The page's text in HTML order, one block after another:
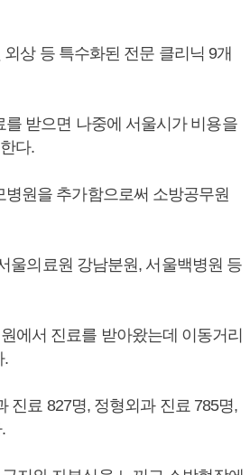
상 등 특수화된 전문 클리닉 9개
받으면 나중에 서울시가 비용을
다.
원을 추가함으로써 소방공무원
울의료원 강남분원, 서울백병원 등
에서 진료를 받아왔는데 이동거리
.
진료 827명, 정형외과 진료 785명,